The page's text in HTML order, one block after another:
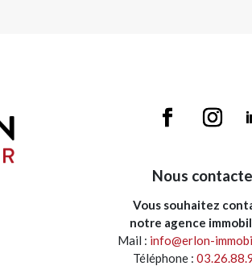
Nous
Vous souhaitez
notre agence
Mail : info@erlon-
Téléphone :